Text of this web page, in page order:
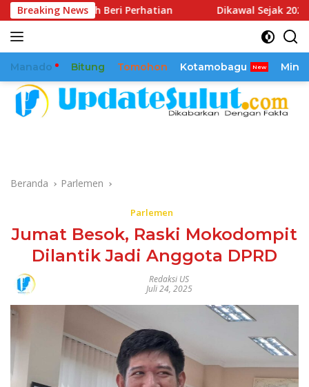
Langsung
ke
konten
Breaking News
Beri Perhatian Dikawal Sejak 2025, Reamly
Manado Bitung Tomohon Kotamobagu
Beranda Parlemen
Parlemen
Jumat Besok, Raski Mokodompit
Dilantik Jadi Anggota DPRD
Redaksi US
Juli 24, 2025